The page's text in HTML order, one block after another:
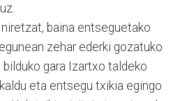
baina entseguetako
zehar ederki gozatuko
bilduko gara Izartxo taldeko
eta entsegu txikia egingo